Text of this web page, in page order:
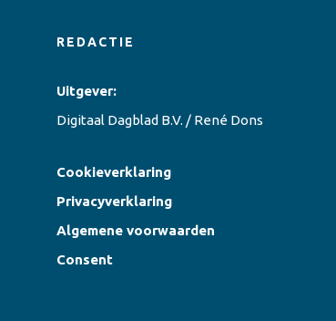
REDACTIE
Uitgever:
Digitaal Dagblad B.V. / René Dons
Cookieverklaring
Privacyverklaring
Algemene voorwaarden
Consent